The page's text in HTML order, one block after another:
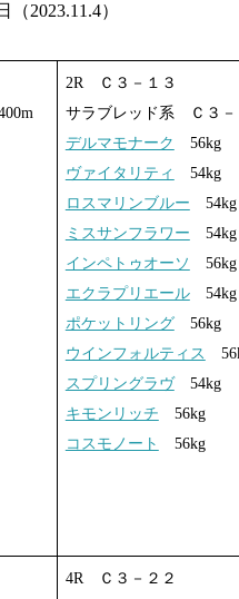
2023.11.4）
2R Ｃ３－１３
サラブレッド系 Ｃ３
デルマモナーク
56kg
ヴァイタリティ
54kg
ロスマリンブルー 54kg
ミスサンフラワー 54kg
インペトゥオーソ
56kg
エクラプリエール54kg
ポケットリング56kg
ウインフォルティス
スプリングラヴ54kg
キモンリッチ 56kg
コスモノート
56kg
4R Ｃ３－２２